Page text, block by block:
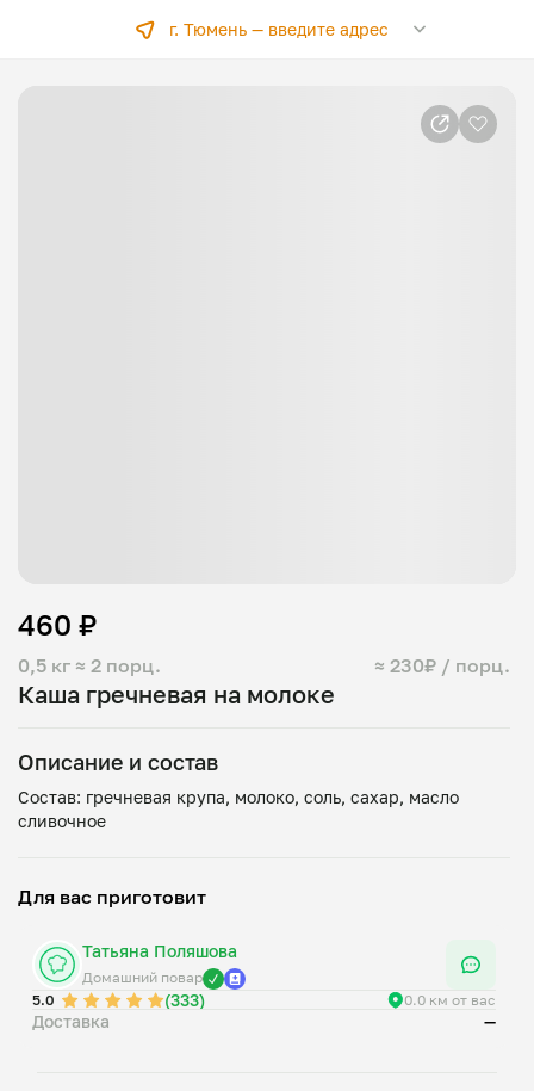
г. Тюмень — введите адрес
Каша гречневая на молоке
0,5 кг ≈ 2 порц. ≈ 230₽ / порц.
460 ₽
Описание и состав
Состав: гречневая крупа, молоко, соль, сахар, масло
Для вас приготовит
Татьяна Поляшова
Домашний повар
5.0
(333) 0.0 км от вас
Доставка —